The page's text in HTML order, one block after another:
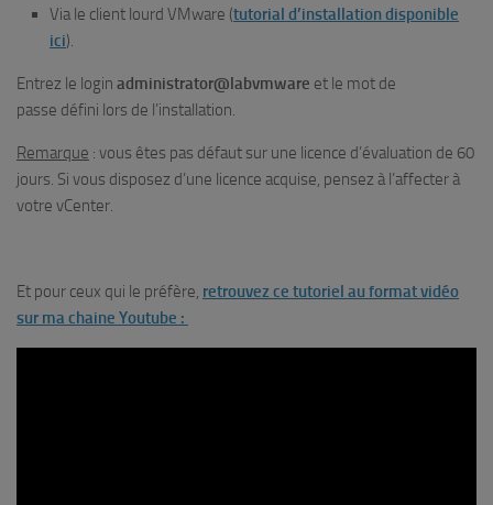
Via le client lourd VMware (tutorial d’installation disponible
ici).
Entrez le login administrator@labvmware et le mot de
passe défini lors de l’installation.
Remarque : vous êtes pas défaut sur une licence d’évaluation de 60
jours. Si vous disposez d’une licence acquise, pensez à l’affecter à
votre vCenter.
Et pour ceux qui le préfère, retrouvez ce tutoriel au format vidéo
sur ma chaine Youtube :